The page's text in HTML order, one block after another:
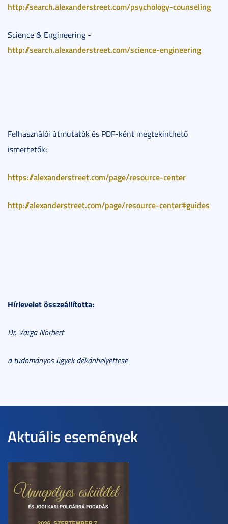
http://search.alexanderstreet.com/psychology-counseling
Science & Engineering -
http://search.alexanderstreet.com/science-engineering
Felhasználói útmutatók és PDF-ként megtekinthető
ismertetők:
https://alexanderstreet.com/page/resource-center
http://alexanderstreet.com/page/resource-center#guides
Hírlevelet összeállította:
Dr. Varga Norbert
a tudományos ügyek dékánhelyettese
Aktuális események